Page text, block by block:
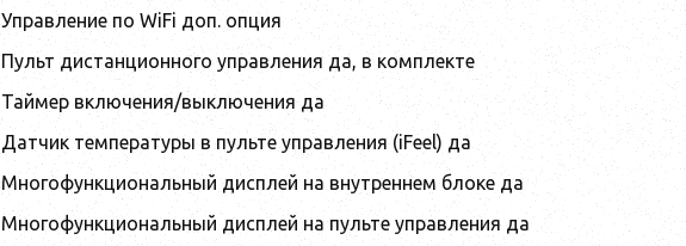
Управление по WiFi доп. опция
Пульт дистанционного управления да, в комплекте
Таймер включения/выключения да
Датчик температуры в пульте управления (iFeel) да
Многофункциональный дисплей на внутреннем блоке да
Многофункциональный дисплей на пульте управления да